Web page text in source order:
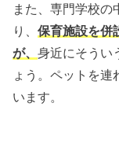
また、専門学校の
り、保育施設を併
が、身近にそうい
ょう。ペットを
います。